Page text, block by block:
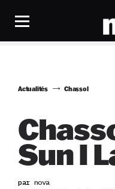
Actualités Chassol
Sun I
par nova